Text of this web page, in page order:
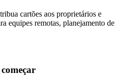
cartões aos proprietários e
equipes remotas, planejamento de